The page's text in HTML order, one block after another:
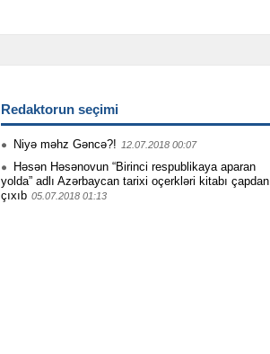
Redaktorun seçimi
Niyə məhz Gəncə?! 12.07.2018 00:07
Həsən Həsənovun “Birinci respublikaya aparan
yolda” adlı Azərbaycan tarixi oçerkləri kitabı çapdan
çıxıb 05.07.2018 01:13